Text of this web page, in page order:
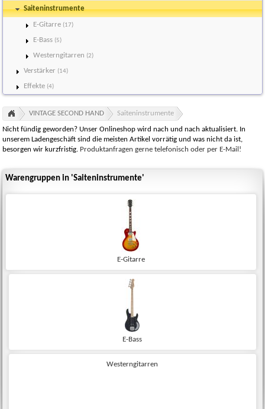
Saiteninstrumente
E-Gitarre (17)
E-Bass (5)
Westerngitarren (2)
Verstärker (14)
Effekte (4)
VINTAGE SECOND HAND Saiteninstrumente
Nicht fündig geworden? Unser Onlineshop wird nach und nach aktualisiert. In
unserem Ladengeschäft sind die meisten Artikel vorrätig und was nicht da ist,
besorgen wir kurzfristig. Produktanfragen gerne telefonisch oder per E-Mail!
Warengruppen in 'Saiteninstrumente'
E-Gitarre
E-Bass
Westerngitarren